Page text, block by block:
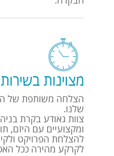
מצוינות בשירות
הצלחה משותפת של
שלנו.
צוות גאודע בקרת
ומקצועיים עם היזם,
להצלחת הפרויקט
לקרקע מהירה ככל